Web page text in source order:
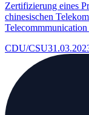
Zertifizierung eines
chinesischen
CDU/CSU